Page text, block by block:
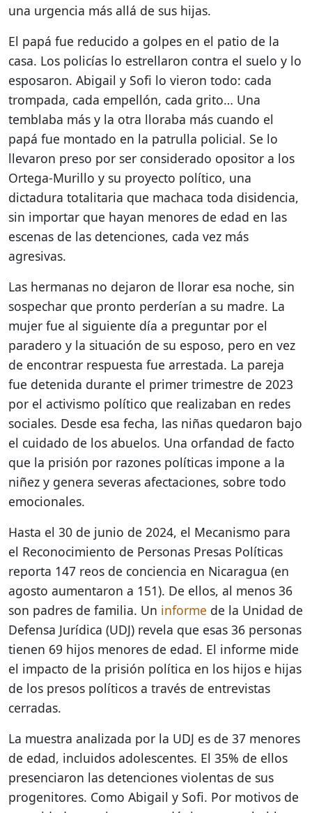
una urgencia más allá de sus hijas.
El papá fue reducido a golpes en el patio de la
casa. Los policías lo estrellaron contra el suelo y lo
esposaron. Abigail y Sofi lo vieron todo: cada
trompada, cada empellón, cada grito… Una
temblaba más y la otra lloraba más cuando el
papá fue montado en la patrulla policial. Se lo
llevaron preso por ser considerado opositor a los
Ortega-Murillo y su proyecto político, una
dictadura totalitaria que machaca toda disidencia,
sin importar que hayan menores de edad en las
escenas de las detenciones, cada vez más
agresivas.
Las hermanas no dejaron de llorar esa noche, sin
sospechar que pronto perderían a su madre. La
mujer fue al siguiente día a preguntar por el
paradero y la situación de su esposo, pero en vez
de encontrar respuesta fue arrestada. La pareja
fue detenida durante el primer trimestre de 2023
por el activismo político que realizaban en redes
sociales. Desde esa fecha, las niñas quedaron bajo
el cuidado de los abuelos. Una orfandad de facto
que la prisión por razones políticas impone a la
niñez y genera severas afectaciones, sobre todo
emocionales.
Hasta el 30 de junio de 2024, el Mecanismo para
el Reconocimiento de Personas Presas Políticas
reporta 147 reos de conciencia en Nicaragua (en
agosto aumentaron a 151). De ellos, al menos 36
son padres de familia. Un informe de la Unidad de
Defensa Jurídica (UDJ) revela que esas 36 personas
tienen 69 hijos menores de edad. El informe mide
el impacto de la prisión política en los hijos e hijas
de los presos políticos a través de entrevistas
cerradas.
La muestra analizada por la UDJ es de 37 menores
de edad, incluidos adolescentes. El 35% de ellos
presenciaron las detenciones violentas de sus
progenitores. Como Abigail y Sofi. Por motivos de